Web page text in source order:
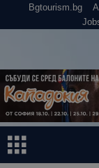
Bgtourism.bg